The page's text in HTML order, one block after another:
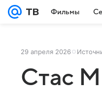
Фильмы
29 апреля 2026
Стас